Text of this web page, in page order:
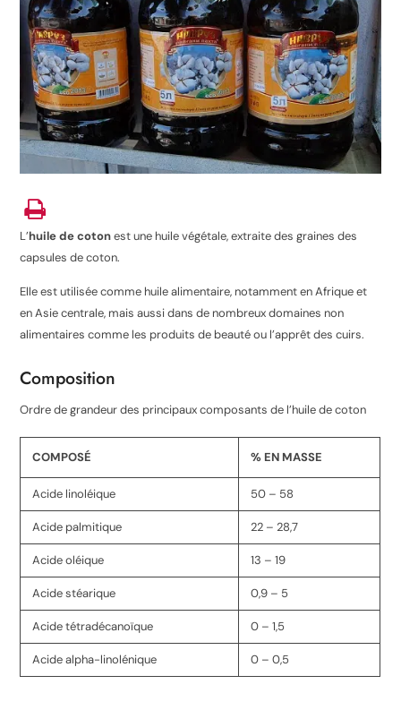
L’huile de cotonest une huile végétale, extraite des graines des
capsules de coton.
Elle est utilisée comme huile alimentaire, notamment en Afrique et
en Asie centrale, mais aussi dans de nombreux domaines non
alimentaires comme les produits de beauté ou l’apprêt des cuirs.
Composition
Ordre de grandeur des principaux composants de l’huile de coton
COMPOSÉ % EN MASSE
Acide linoléique 50 – 58
Acide palmitique 22 – 28,7
Acide oléique 13 – 19
Acide stéarique 0,9 – 5
Acide tétradécanoïque 0 – 1,5
Acide alpha-linolénique 0 – 0,5